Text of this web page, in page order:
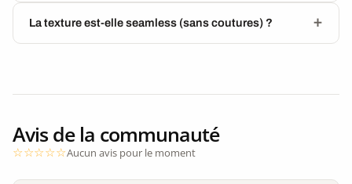
La texture est-elle seamless (sans coutures) ?
Avis de la communauté
Aucun avis pour le moment